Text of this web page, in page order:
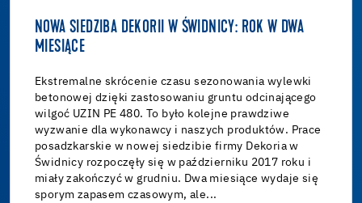
NOWA SIEDZIBA DEKORII W ŚWIDNICY: ROK W DWA
MIESIĄCE
Ekstremalne skrócenie czasu sezonowania wylewki
betonowej dzięki zastosowaniu gruntu odcinającego
wilgoć UZIN PE 480. To było kolejne prawdziwe
wyzwanie dla wykonawcy i naszych produktów. Prace
posadzkarskie w nowej siedzibie firmy Dekoria w
Świdnicy rozpoczęły się w październiku 2017 roku i
miały zakończyć w grudniu. Dwa miesiące wydaje się
sporym zapasem czasowym, ale...